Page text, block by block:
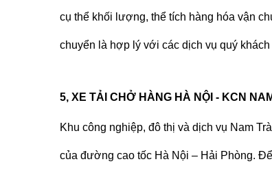
cụ thể khối lượng, thể tích hàng hóa vận
chuyển là hợp lý với các dịch vụ quý
5, XE TẢI CHỞ HÀNG HÀ NỘI - KCN
Khu công nghiệp, đô thị và dịch vụ Nam
của đường cao tốc Hà Nội – Hải Phòng.